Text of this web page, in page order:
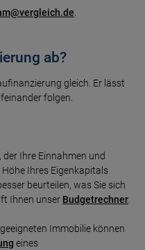
ab?
gleich. Er lässt
folgen.
der Ihre Einnahmen und
Ihres Eigenkapitals
beurteilen, was Sie sich
Ihnen unser Budgetrechner.
Immobilie können
eines